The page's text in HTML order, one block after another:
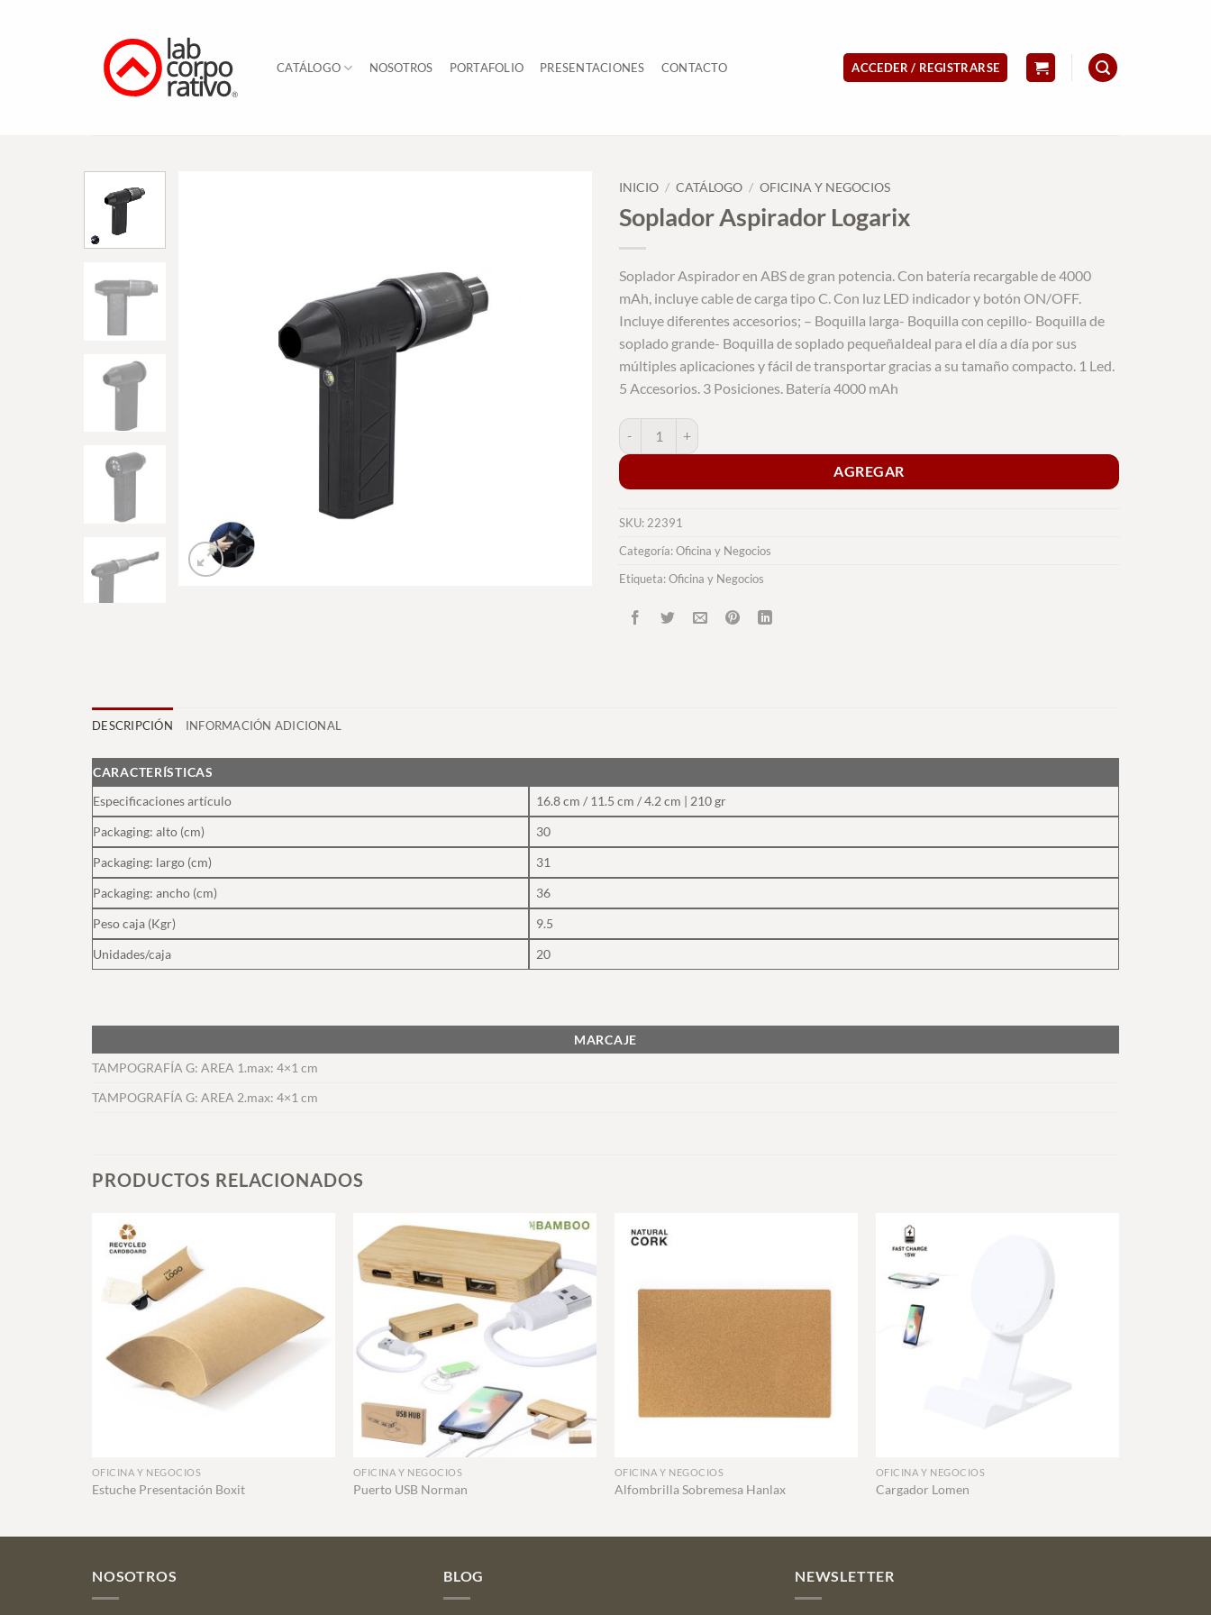
CATÁLOGO NOSOTROS PORTAFOLIO PRESENTACIONES CONTACTO ACCEDER / REGISTRARSE
INICIO / CATÁLOGO / OFICINA Y NEGOCIOS
Soplador Aspirador Logarix
Soplador Aspirador en ABS de gran potencia. Con batería recargable de 4000
mAh, incluye cable de carga tipo C. Con luz LED indicador y botón ON/OFF.
Incluye diferentes accesorios; – Boquilla larga- Boquilla con cepillo- Boquilla de
soplado grande- Boquilla de soplado pequeñaIdeal para el día a día por sus
múltiples aplicaciones y fácil de transportar gracias a su tamaño compacto. 1 Led.
5 Accesorios. 3 Posiciones. Batería 4000 mAh
Soplador Aspirador Logarix cantidad
AGREGAR
SKU: 22391
Categoría:Oficina y Negocios
Etiqueta:Oficina y Negocios
DESCRIPCIÓN INFORMACIÓN ADICIONAL
CARACTERÍSTICAS
Especificaciones artículo
16.8 cm / 11.5 cm / 4.2 cm | 210 gr
Packaging: alto (cm)
30
Packaging: largo (cm)
31
Packaging: ancho (cm)
36
Peso caja (Kgr)
9.5
Unidades/caja
20
MARCAJE
TAMPOGRAFÍA G: AREA 1.max: 4×1 cm
TAMPOGRAFÍA G: AREA 2.max: 4×1 cm
PRODUCTOS RELACIONADOS
OFICINA Y NEGOCIOS
Estuche Presentación Boxit
+
OFICINA Y NEGOCIOS
Puerto USB Norman
OFICINA Y NEGOCIOS
Alfombrilla Sobremesa Hanlax
OFICINA Y NEGOCIOS
Cargador Lomen
NOSOTROS BLOG NEWSLETTER